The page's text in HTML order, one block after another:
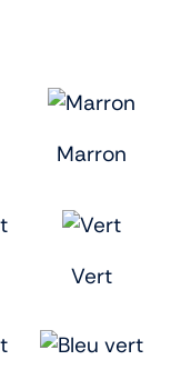
Marron
Vert